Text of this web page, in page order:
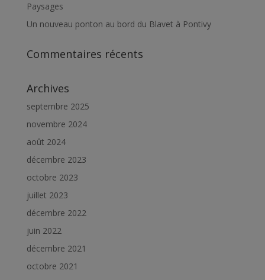
Paysages
Un nouveau ponton au bord du Blavet à Pontivy
Commentaires récents
Archives
septembre 2025
novembre 2024
août 2024
décembre 2023
octobre 2023
juillet 2023
décembre 2022
juin 2022
décembre 2021
octobre 2021